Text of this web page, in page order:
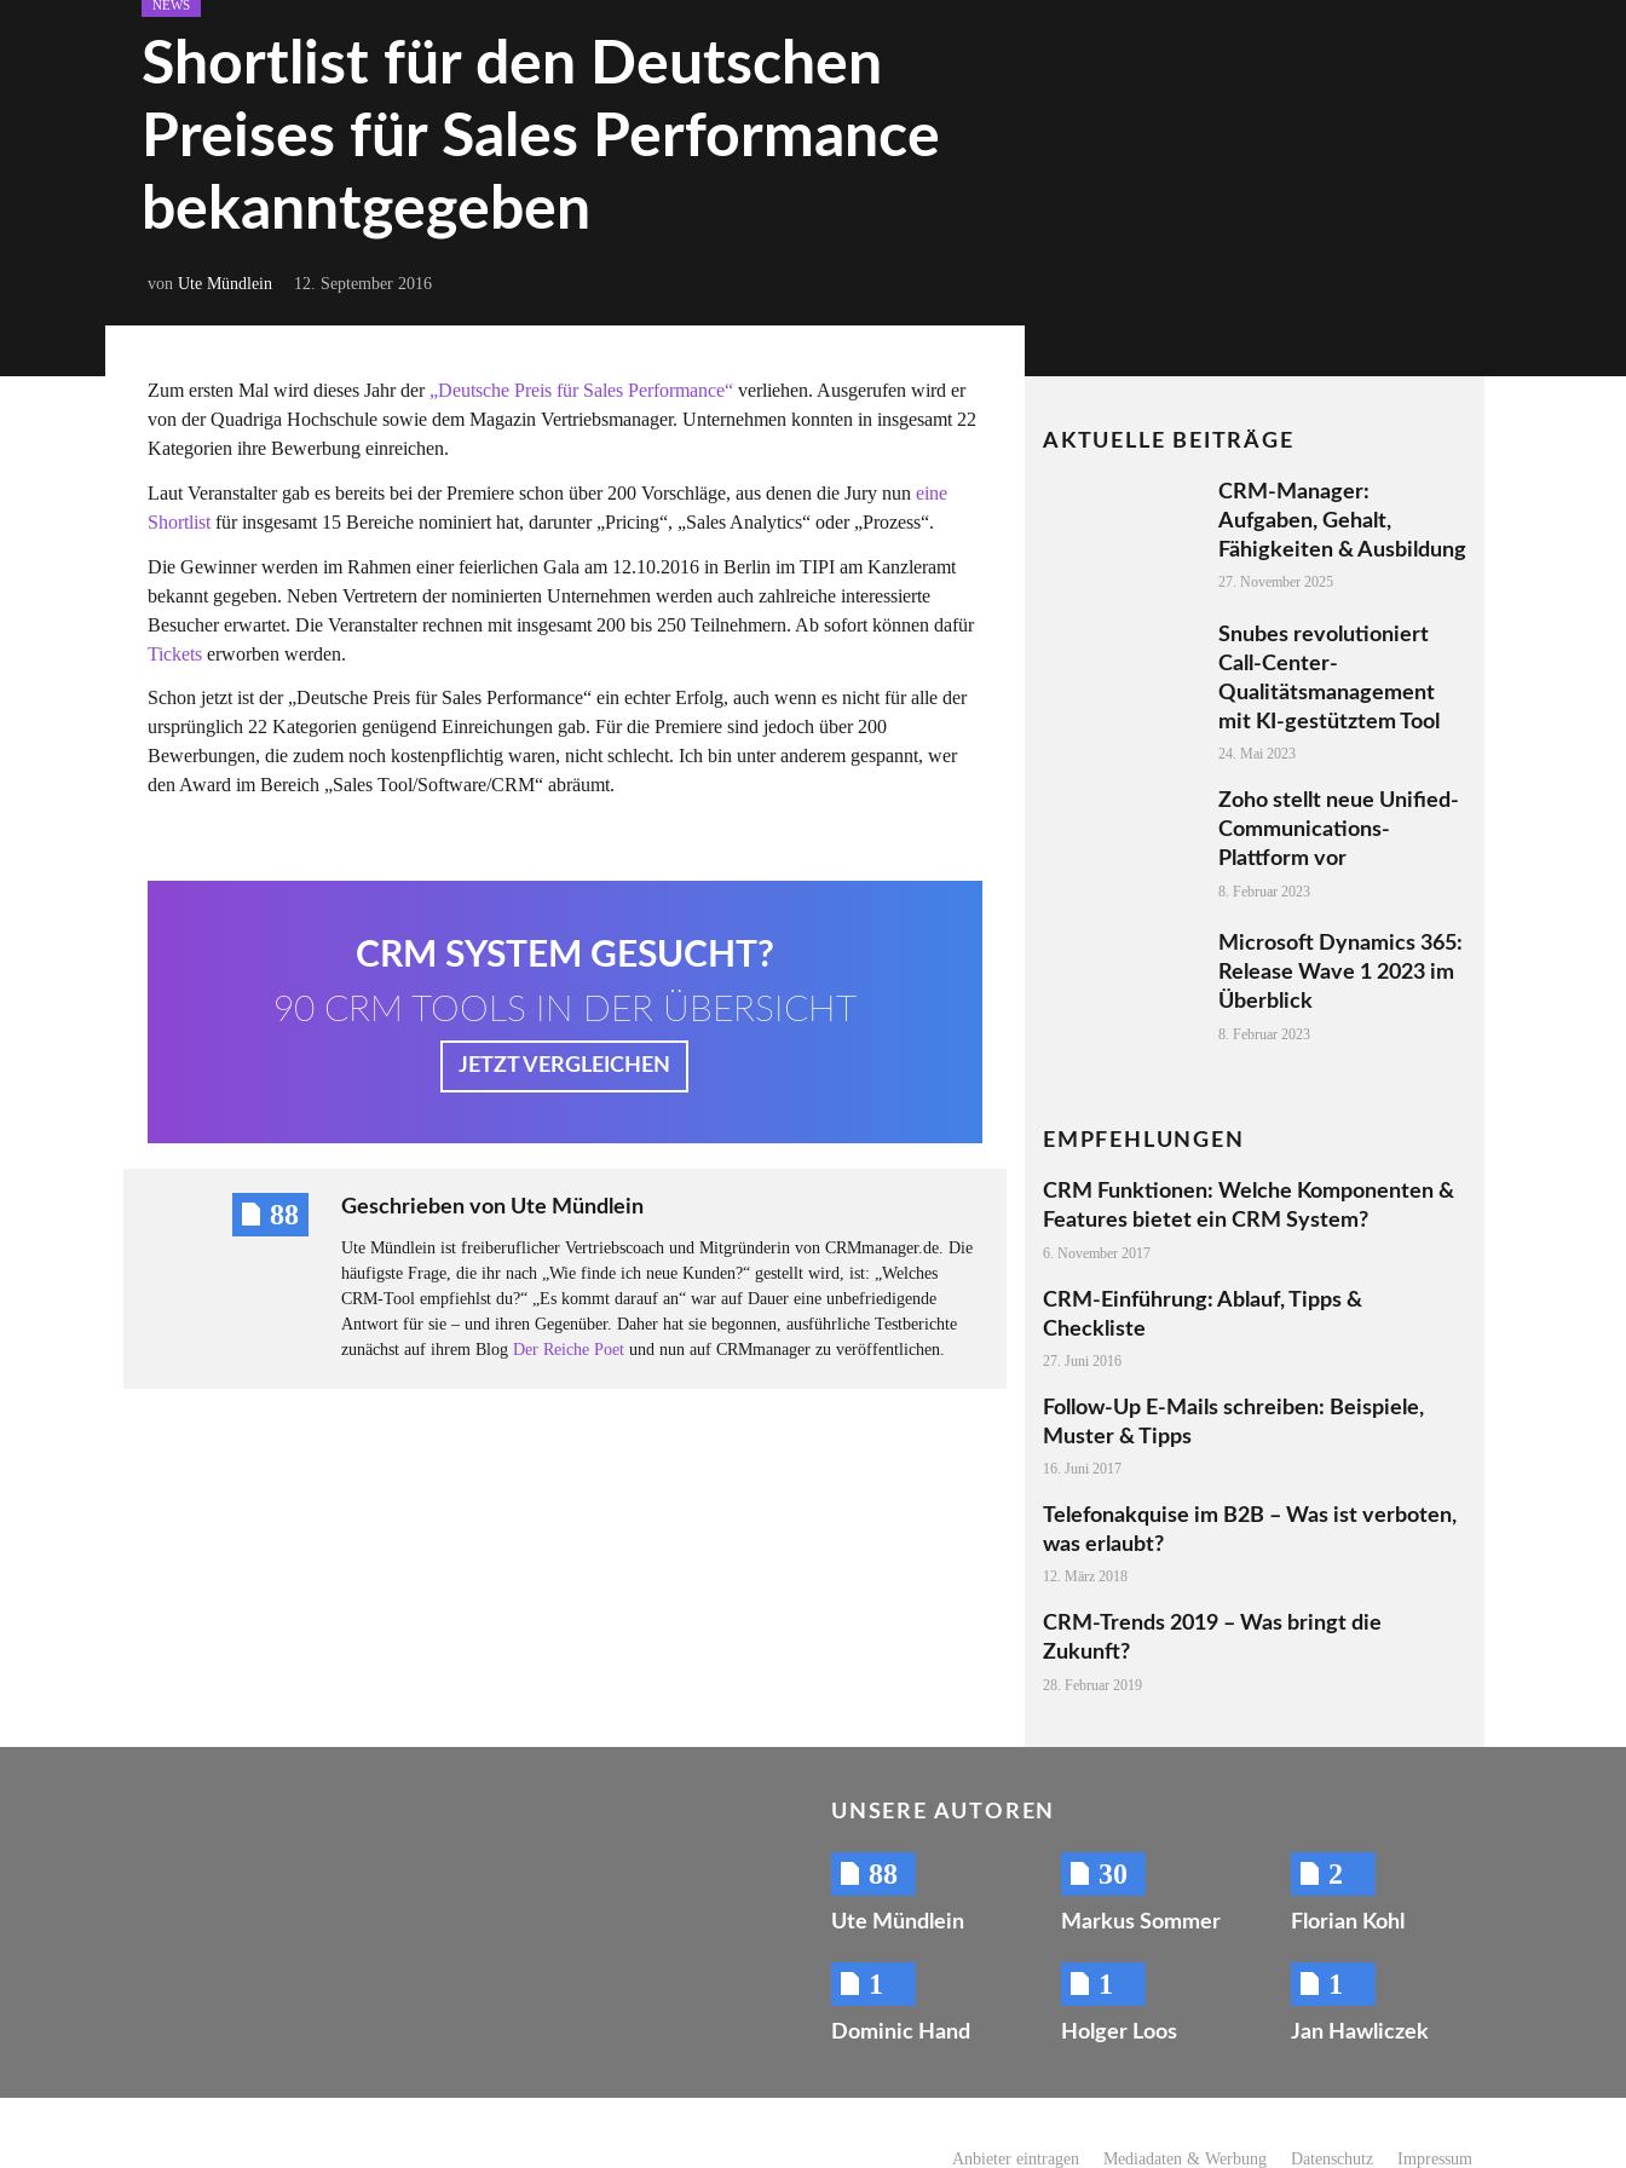
NEWS
Shortlist für den Deutschen
Preises für Sales Performance
bekanntgegeben
von Ute Mündlein 12. September 2016
Zum ersten Mal wird dieses Jahr der „Deutsche Preis für Sales Performance“ verliehen. Ausgerufen wird er
von der Quadriga Hochschule sowie dem Magazin Vertriebsmanager. Unternehmen konnten in insgesamt 22
Kategorien ihre Bewerbung einreichen.
Laut Veranstalter gab es bereits bei der Premiere schon über 200 Vorschläge, aus denen die Jury nun eine
Shortlist für insgesamt 15 Bereiche nominiert hat, darunter „Pricing“, „Sales Analytics“ oder „Prozess“.
Die Gewinner werden im Rahmen einer feierlichen Gala am 12.10.2016 in Berlin im TIPI am Kanzleramt
bekannt gegeben. Neben Vertretern der nominierten Unternehmen werden auch zahlreiche interessierte
Besucher erwartet. Die Veranstalter rechnen mit insgesamt 200 bis 250 Teilnehmern. Ab sofort können dafür
Tickets erworben werden.
Schon jetzt ist der „Deutsche Preis für Sales Performance“ ein echter Erfolg, auch wenn es nicht für alle der
ursprünglich 22 Kategorien genügend Einreichungen gab. Für die Premiere sind jedoch über 200
Bewerbungen, die zudem noch kostenpflichtig waren, nicht schlecht. Ich bin unter anderem gespannt, wer
den Award im Bereich „Sales Tool/Software/CRM“ abräumt.
CRM SYSTEM GESUCHT?
90 CRM TOOLS IN DER ÜBERSICHT
JETZT VERGLEICHEN
Geschrieben von Ute Mündlein
Ute Mündlein ist freiberuflicher Vertriebscoach und Mitgründerin von CRMmanager.de. Die
häufigste Frage, die ihr nach „Wie finde ich neue Kunden?“ gestellt wird, ist: „Welches
CRM-Tool empfiehlst du?“ „Es kommt darauf an“ war auf Dauer eine unbefriedigende
Antwort für sie – und ihren Gegenüber. Daher hat sie begonnen, ausführliche Testberichte
zunächst auf ihrem Blog Der Reiche Poet und nun auf CRMmanager zu veröffentlichen.
88
AKTUELLE BEITRÄGE
CRM-Manager:
Aufgaben, Gehalt,
Fähigkeiten & Ausbildung
27. November 2025
Snubes revolutioniert
Call-Center-
Qualitätsmanagement
mit KI-gestütztem Tool
24. Mai 2023
Zoho stellt neue Unified-
Communications-
Plattform vor
8. Februar 2023
Microsoft Dynamics 365:
Release Wave 1 2023 im
Überblick
8. Februar 2023
EMPFEHLUNGEN
CRM Funktionen: Welche Komponenten &
Features bietet ein CRM System?
6. November 2017
CRM-Einführung: Ablauf, Tipps &
Checkliste
27. Juni 2016
Follow-Up E-Mails schreiben: Beispiele,
Muster & Tipps
16. Juni 2017
Telefonakquise im B2B – Was ist verboten,
was erlaubt?
12. März 2018
CRM-Trends 2019 – Was bringt die
Zukunft?
28. Februar 2019
UNSERE AUTOREN
88
Ute Mündlein
30
Markus Sommer
2
Florian Kohl
1
Dominic Hand
1
Holger Loos
1
Jan Hawliczek
Anbieter eintragen Mediadaten & Werbung Datenschutz Impressum